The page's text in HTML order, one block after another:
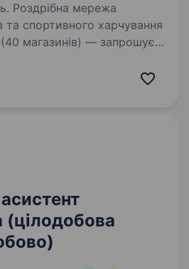
та спортивного харчування
магазинів) — запрошує